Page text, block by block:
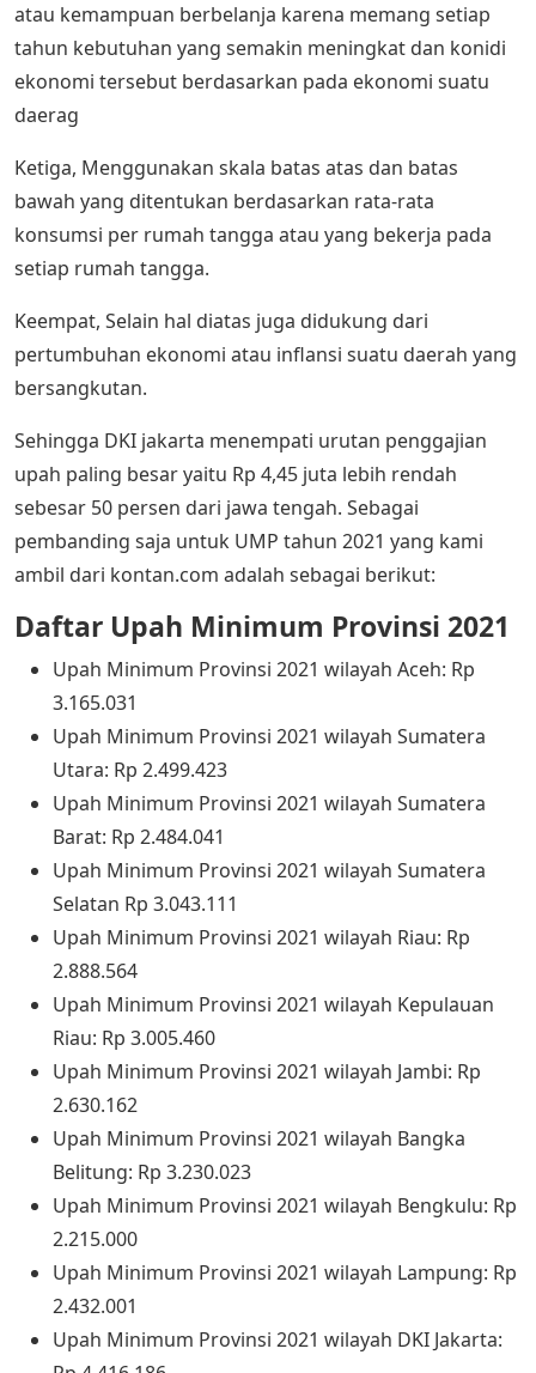
atau kemampuan berbelanja karena memang setiap
tahun kebutuhan yang semakin meningkat dan konidi
ekonomi tersebut berdasarkan pada ekonomi suatu
daerag
Ketiga, Menggunakan skala batas atas dan batas
bawah yang ditentukan berdasarkan rata-rata
konsumsi per rumah tangga atau yang bekerja pada
setiap rumah tangga.
Keempat, Selain hal diatas juga didukung dari
pertumbuhan ekonomi atau inflansi suatu daerah yang
bersangkutan.
Sehingga DKI jakarta menempati urutan penggajian
upah paling besar yaitu Rp 4,45 juta lebih rendah
sebesar 50 persen dari jawa tengah. Sebagai
pembanding saja untuk UMP tahun 2021 yang kami
ambil dari kontan.com adalah sebagai berikut:
Daftar Upah Minimum Provinsi 2021
Upah Minimum Provinsi 2021 wilayah Aceh: Rp
3.165.031
Upah Minimum Provinsi 2021 wilayah Sumatera
Utara: Rp 2.499.423
Upah Minimum Provinsi 2021 wilayah Sumatera
Barat: Rp 2.484.041
Upah Minimum Provinsi 2021 wilayah Sumatera
Selatan Rp 3.043.111
Upah Minimum Provinsi 2021 wilayah Riau: Rp
2.888.564
Upah Minimum Provinsi 2021 wilayah Kepulauan
Riau: Rp 3.005.460
Upah Minimum Provinsi 2021 wilayah Jambi: Rp
2.630.162
Upah Minimum Provinsi 2021 wilayah Bangka
Belitung: Rp 3.230.023
Upah Minimum Provinsi 2021 wilayah Bengkulu: Rp
2.215.000
Upah Minimum Provinsi 2021 wilayah Lampung: Rp
2.432.001
Upah Minimum Provinsi 2021 wilayah DKI Jakarta: